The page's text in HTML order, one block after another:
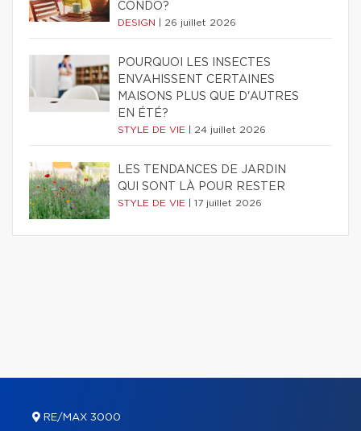
CONDO?
DESIGN 26 juillet 2026
POURQUOI LES INSECTES
ENVAHISSENT CERTAINES
MAISONS PLUS QUE D'AUTRES
EN ÉTÉ?
STYLE DE VIE 24 juillet 2026
LES TENDANCES DE JARDIN
QUI SONT LÀ POUR RESTER
STYLE DE VIE 17 juillet 2026
RE/MAX 3000